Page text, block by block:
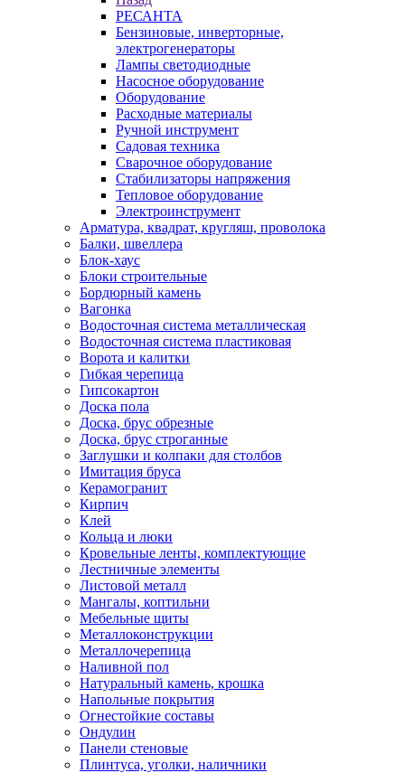
РЕСАНТА
Бензиновые, инверторные,
электрогенераторы
Лампы светодиодные
Насосное оборудование
Оборудование
Расходные материалы
Ручной инструмент
Садовая техника
Сварочное оборудование
Стабилизаторы напряжения
Тепловое оборудование
Электроинструмент
Арматура, квадрат, кругляш, проволока
Балки, швеллера
Блок-хаус
Блоки строительные
Бордюрный камень
Вагонка
Водосточная система металлическая
Водосточная система пластиковая
Ворота и калитки
Гибкая черепица
Гипсокартон
Доска пола
Доска, брус обрезные
Доска, брус строганные
Заглушки и колпаки для столбов
Имитация бруса
Керамогранит
Кирпич
Клей
Кольца и люки
Кровельные ленты, комплектующие
Лестничные элементы
Листовой металл
Мангалы, коптильни
Мебельные щиты
Металлоконструкции
Металлочерепица
Наливной пол
Натуральный камень, крошка
Напольные покрытия
Огнестойкие составы
Ондулин
Панели стеновые
Плинтуса, уголки, наличники